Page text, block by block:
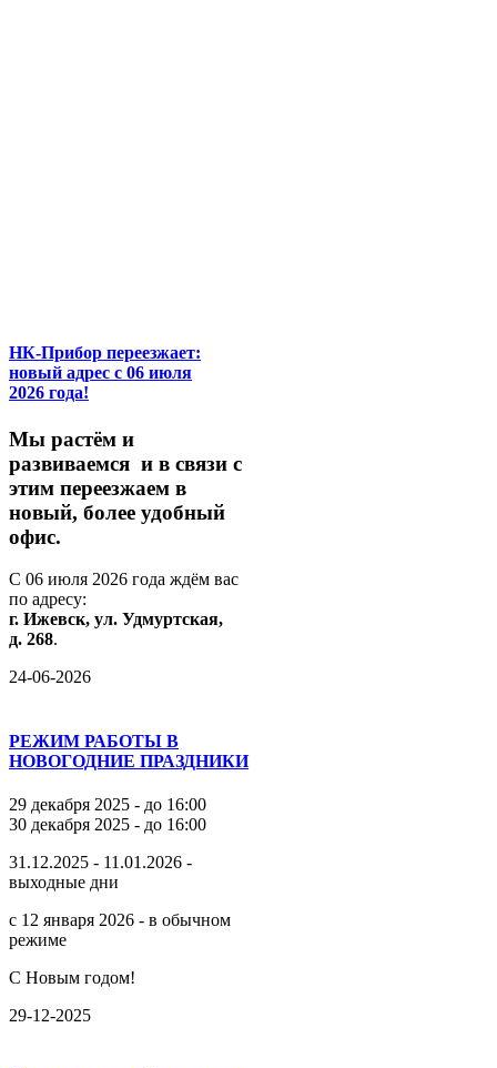
НК-Прибор переезжает:
новый адрес с 06 июля
2026 года!
Мы растём и
развиваемся и в связи с
этим переезжаем в
новый, более удобный
офис.
С 06 июля 2026 года ждём вас
по адресу:
г. Ижевск, ул. Удмуртская,
д. 268.
24-06-2026
РЕЖИМ РАБОТЫ В
НОВОГОДНИЕ ПРАЗДНИКИ
29 декабря 2025 - до 16:00
30 декабря 2025 - до 16:00
31.12.2025 - 11.01.2026 -
выходные дни
с 12 января 2026 - в обычном
режиме
С Новым годом!
29-12-2025